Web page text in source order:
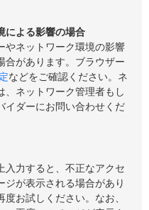
による影響の場合
やネットワーク環境の影響
合があります。ブラウザー
などをご確認ください。ネ
、ネットワーク管理者もし
イダーにお問い合わせくだ
入力すると、不正なアクセ
ジが表示される場合があり
お試しください。なお、